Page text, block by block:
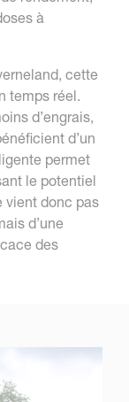
à
cette
temps réel.
d’engrais,
d’un
permet
le potentiel
vient donc pas
d’une
des